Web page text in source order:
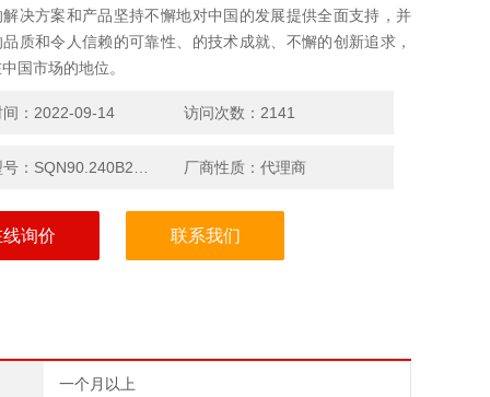
决方案和产品坚持不懈地对中国的发展提供全面支持，并
品质和令人信赖的可靠性、的技术成就、不懈的创新追求，
国市场的地位。
间：2022-09-14 访问次数：2141
厂商性质：代理商
询价 联系我们
一个月以上